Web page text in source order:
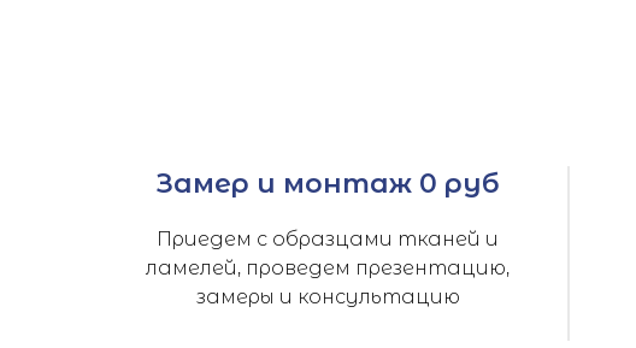
Замер и монтаж 0 руб
Приедем с образцами тканей и
ламелей, проведем презентацию,
замеры и консультацию